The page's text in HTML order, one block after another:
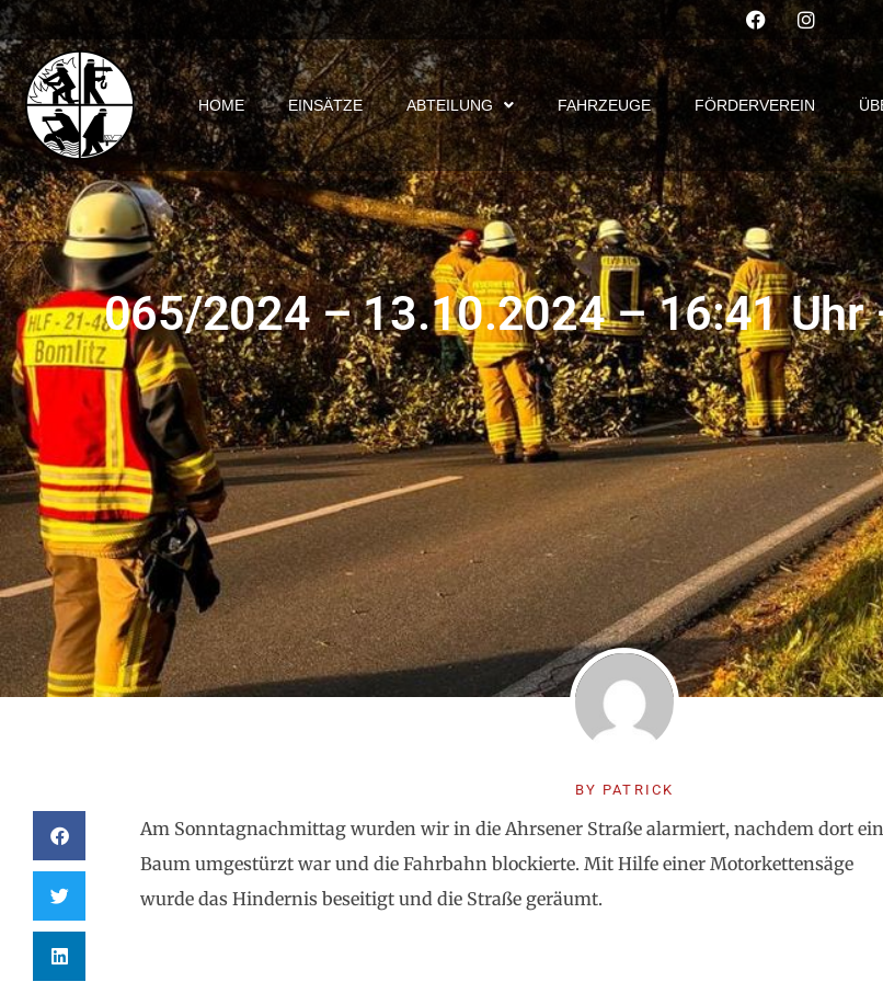
HOME EINSÄTZE ABTEILUNG FAHRZEUGE FÖRDERVEREIN
065/2024 – 13.10.2024 – 16:41 Uhr
BY PATRICK
Am Sonntagnachmittag wurden wir in die Ahrsener Straße alarmiert, nachdem dort ein
Baum umgestürzt war und die Fahrbahn blockierte. Mit Hilfe einer Motorkettensäge
wurde das Hindernis beseitigt und die Straße geräumt.